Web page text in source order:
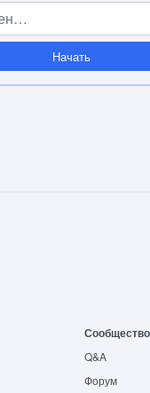
Начать
Сообщество
Q&A
Форум